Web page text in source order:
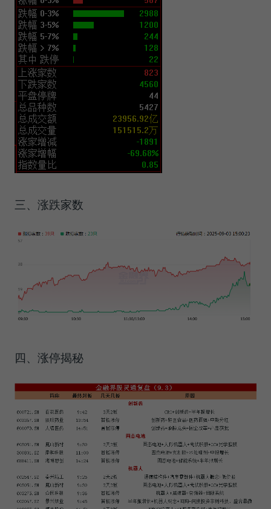
三、涨跌家数
四、涨停揭秘